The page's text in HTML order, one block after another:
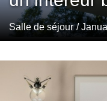
Salle de séjour /